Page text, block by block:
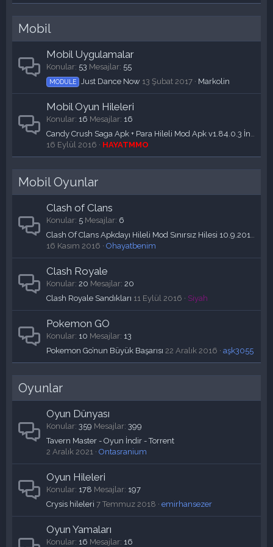
Mobil
Mobil Uygulamalar
Konular 53 Mesajlar 55
MODULE Just Dance Now 13 Şubat 2017 Markolin
Mobil Oyun Hileleri
Konular 16 Mesajlar 16
16 Eylül 2016
HAYATMMO
Mobil Oyunlar
Clash of Clans
Konular 5 Mesajlar 6
16 Kasım 2016
Ohayatbenim
Clash Royale
Konular 20 Mesajlar 20
Clash Royale Sandıkları 11 Eylül 2016 Siyah
Pokemon GO
Konular 10 Mesajlar 13
Pokemon Go’nun Büyük Başarısı 22 Aralık 2016 aşk3055
Oyunlar
Oyun Dünyası
Konular 359 Mesajlar 399
Tavern Master - Oyun İndir - Torrent
2 Aralık 2021
Ontasranium
Oyun Hileleri
Konular 178 Mesajlar 197
Crysis hileleri 7 Temmuz 2018 emirhansezer
Oyun Yamaları
Konular 16 Mesajlar 16